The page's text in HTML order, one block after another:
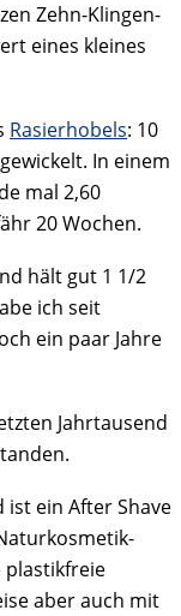
Zehn-Klingen-
eines kleines
Rasierhobels: 10
In einem
mal 2,60
20 Wochen.
hält gut 1 1/2
ich seit
ein paar Jahre
Jahrtausend
ein After Shave
plastikfreie
aber auch mit